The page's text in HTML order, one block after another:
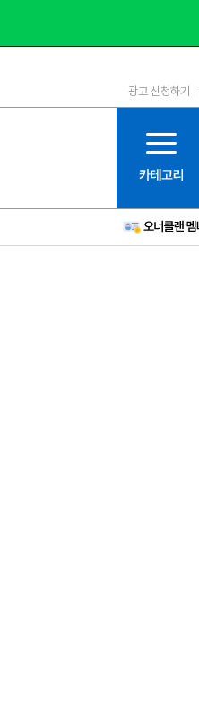
1등급
6등급
11등급
12등급
15등급
16등급
광고 신청하기